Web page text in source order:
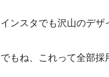
インスタでも沢山のデザ
でもね、これって全部採